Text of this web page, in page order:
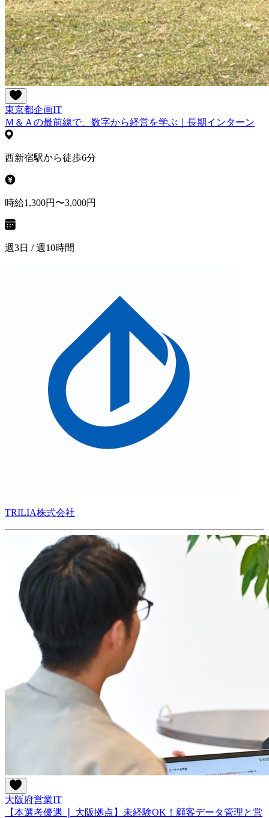
東京都企画IT
Ｍ＆Ａの最前線で、数字から経営を学ぶ｜長期インターン
西新宿駅から徒歩6分
時給1,300円〜3,000円
週3日 / 週10時間
TRILIA株式会社
大阪府営業IT
【本選考優遇 ❘ 大阪拠点】未経験OK！顧客データ管理と営